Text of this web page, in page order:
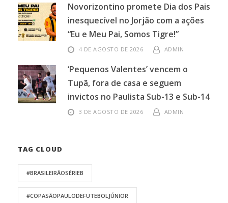
Novorizontino promete Dia dos Pais
inesquecível no Jorjão com a ações
“Eu e Meu Pai, Somos Tigre!”
4 DE AGOSTO DE 2026 ADMIN
‘Pequenos Valentes’ vencem o
Tupã, fora de casa e seguem
invictos no Paulista Sub-13 e Sub-14
3 DE AGOSTO DE 2026 ADMIN
TAG CLOUD
#BRASILEIRÃOSÉRIEB
#COPASÃOPAULODEFUTEBOLJÚNIOR